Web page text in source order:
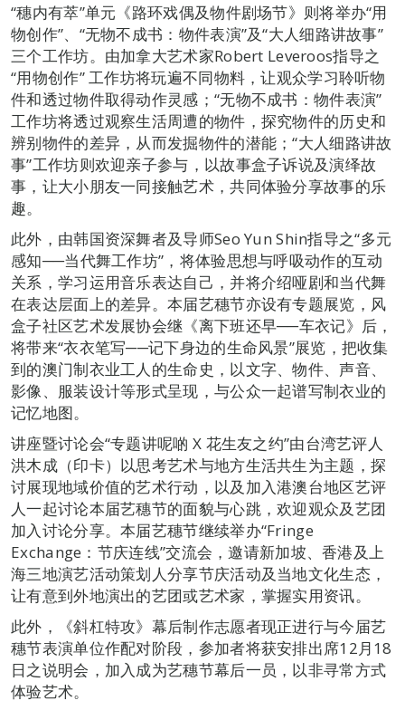
“穗内有萃”单元《路环戏偶及物件剧场节》则将举办“用
物创作”、“无物不成书：物件表演”及“大人细路讲故事”
三个工作坊。由加拿大艺术家Robert Leveroos指导之
“用物创作” 工作坊将玩遍不同物料，让观众学习聆听物
件和透过物件取得动作灵感；“无物不成书：物件表演”
工作坊将透过观察生活周遭的物件，探究物件的历史和
辨别物件的差异，从而发掘物件的潜能；“大人细路讲故
事”工作坊则欢迎亲子参与，以故事盒子诉说及演绎故
事，让大小朋友一同接触艺术，共同体验分享故事的乐
趣。
此外，由韩国资深舞者及导师Seo Yun Shin指导之“多元
感知──当代舞工作坊”，将体验思想与呼吸动作的互动
关系，学习运用音乐表达自己，并将介绍哑剧和当代舞
在表达层面上的差异。本届艺穗节亦设有专题展览，风
盒子社区艺术发展协会继《离下班还早──车衣记》后，
将带来“衣衣笔写──记下身边的生命风景”展览，把收集
到的澳门制衣业工人的生命史，以文字、物件、声音、
影像、服装设计等形式呈现，与公众一起谱写制衣业的
记忆地图。
讲座暨讨论会“专题讲呢啲 X 花生友之约”由台湾艺评人
洪木成（印卡）以思考艺术与地方生活共生为主题，探
讨展现地域价值的艺术行动，以及加入港澳台地区艺评
人一起讨论本届艺穗节的面貌与心跳，欢迎观众及艺团
加入讨论分享。本届艺穗节继续举办“Fringe
Exchange：节庆连线”交流会，邀请新加坡、香港及上
海三地演艺活动策划人分享节庆活动及当地文化生态，
让有意到外地演出的艺团或艺术家，掌握实用资讯。
此外，《斜杠特攻》幕后制作志愿者现正进行与今届艺
穗节表演单位作配对阶段，参加者将获安排出席12月18
日之说明会，加入成为艺穗节幕后一员，以非寻常方式
体验艺术。